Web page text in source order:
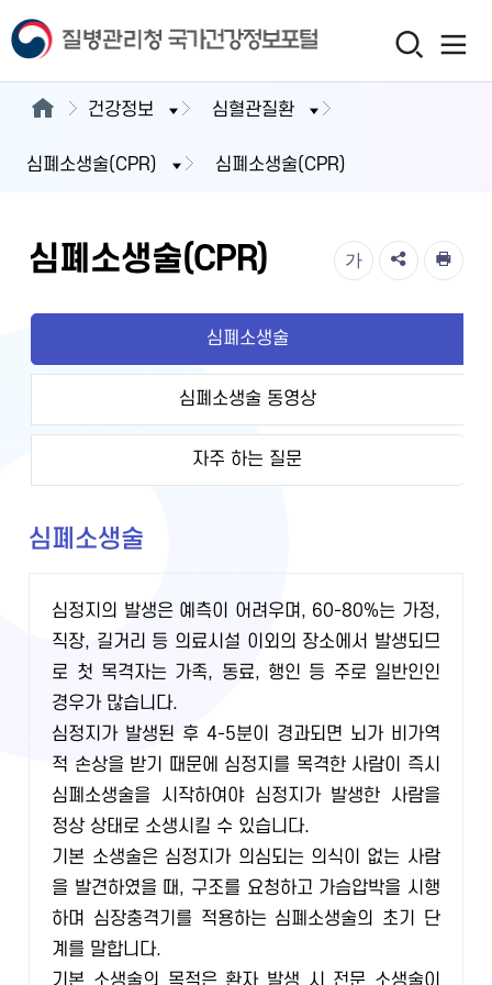
건강정보 심혈관질환
심폐소생술(CPR) 심폐소생술(CPR)
심폐소생술(CPR) 가
심폐소생술
심폐소생술 동영상
자주 하는 질문
심폐소생술
심정지의 발생은 예측이 어려우며, 60-80%는 가정,
직장, 길거리 등 의료시설 이외의 장소에서 발생되므
로 첫 목격자는 가족, 동료, 행인 등 주로 일반인인
경우가 많습니다.
심정지가 발생된 후 4-5분이 경과되면 뇌가 비가역
적 손상을 받기 때문에 심정지를 목격한 사람이 즉시
심폐소생술을 시작하여야 심정지가 발생한 사람을
정상 상태로 소생시킬 수 있습니다.
기본 소생술은 심정지가 의심되는 의식이 없는 사람
을 발견하였을 때, 구조를 요청하고 가슴압박을 시행
하며 심장충격기를 적용하는 심폐소생술의 초기 단
계를 말합니다.
기본 소생술의 목적은 환자 발생 시 전문 소생술이